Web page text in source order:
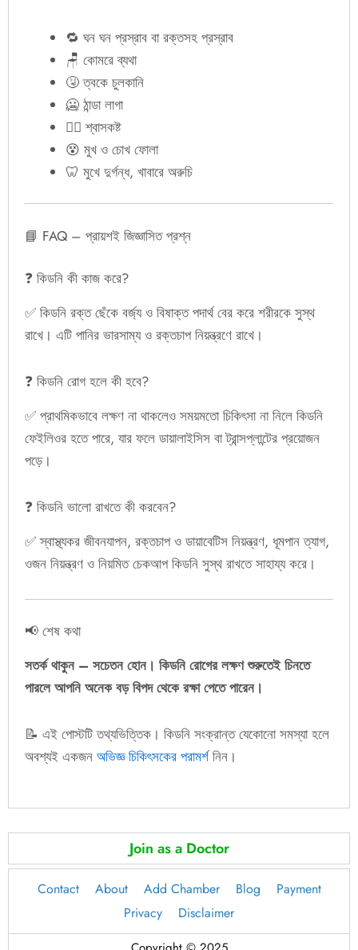
🔁 ঘন ঘন প্রস্রাব বা রক্তসহ প্রস্রাব
🪑 কোমরে ব্যথা
🤧 ত্বকে চুলকানি
🥶 ঠান্ডা লাগা
😮‍💨 শ্বাসকষ্ট
😵 মুখ ও চোখ ফোলা
🦷 মুখে দুর্গন্ধ, খাবারে অরুচি
📘 FAQ – প্রায়শই জিজ্ঞাসিত প্রশ্ন
❓ কিডনি কী কাজ করে?
✅ কিডনি রক্ত ছেঁকে বর্জ্য ও বিষাক্ত পদার্থ বের করে শরীরকে সুস্থ
রাখে। এটি পানির ভারসাম্য ও রক্তচাপ নিয়ন্ত্রণে রাখে।
❓ কিডনি রোগ হলে কী হবে?
✅ প্রাথমিকভাবে লক্ষণ না থাকলেও সময়মতো চিকিৎসা না নিলে কিডনি
ফেইলিওর হতে পারে, যার ফলে ডায়ালাইসিস বা ট্রান্সপ্লান্টের প্রয়োজন
পড়ে।
❓ কিডনি ভালো রাখতে কী করবেন?
✅ স্বাস্থ্যকর জীবনযাপন, রক্তচাপ ও ডায়াবেটিস নিয়ন্ত্রণ, ধূমপান ত্যাগ,
ওজন নিয়ন্ত্রণ ও নিয়মিত চেকআপ কিডনি সুস্থ রাখতে সাহায্য করে।
📢 শেষ কথা
সতর্ক থাকুন – সচেতন হোন। কিডনি রোগের লক্ষণ শুরুতেই চিনতে
পারলে আপনি অনেক বড় বিপদ থেকে রক্ষা পেতে পারেন।
📝 এই পোস্টটি তথ্যভিত্তিক। কিডনি সংক্রান্ত যেকোনো সমস্যা হলে
অবশ্যই একজন অভিজ্ঞ চিকিৎসকের পরামর্শনিন।
Join as a Doctor
Contact About Add Chamber Blog
Payment
Privacy
Disclaimer